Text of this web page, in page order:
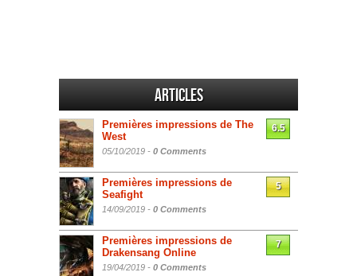
Articles
Premières impressions de The
West
05/10/2019 - 0 Comments
6.5
Premières impressions de
Seafight
14/09/2019 - 0 Comments
5
Premières impressions de
Drakensang Online
19/04/2019 - 0 Comments
7